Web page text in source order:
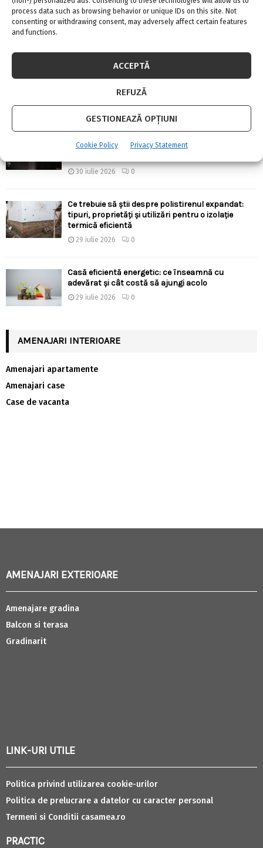
process data such as browsing behavior or unique IDs on this site. Not
consenting or withdrawing consent, may adversely affect certain features
and functions.
ACCEPTĂ
REFUZĂ
GESTIONEAZĂ OPȚIUNI
Cookie Policy Privacy Statement
Linie de credit sau împrumut clasic: care variantă
oferă mai multă flexibilitate?
4 august 2026 0
adâncimile și distanțele corecte pentru confort
30 iulie 2026 0
Ce trebuie să știi despre polistirenul expandat:
tipuri, proprietăți și utilizări pentru o izolație
termică eficientă
29 iulie 2026 0
Casă eficientă energetic: ce înseamnă cu
adevărat și cât costă să ajungi acolo
29 iulie 2026 0
AMENAJARI INTERIOARE
Amenajari apartamente
Amenajari case
Case de vacanta
AMENAJARI EXTERIOARE
Amenajare gradina
Balcon si terasa
Gradinarit
LINK-URI UTILE
Politica privind utilizarea cookie-urilor
Politica de prelucrare a datelor cu caracter personal
Termeni si Conditii casamea.ro
PRACTIC